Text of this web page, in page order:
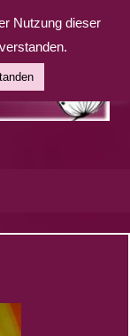
Nutzung dieser